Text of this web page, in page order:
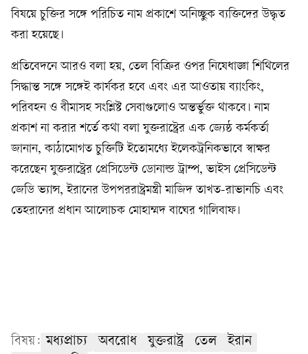
বিষয়ে চুক্তির সঙ্গে পরিচিত নাম প্রকাশে অনিচ্ছুক ব্যক্তিদের উদ্ধৃত
করা হয়েছে।
প্রতিবেদনে আরও বলা হয়, তেল বিক্রির ওপর নিষেধাজ্ঞা শিথিলের
সিদ্ধান্ত সঙ্গে সঙ্গেই কার্যকর হবে এবং এর আওতায় ব্যাংকিং,
পরিবহন ও বীমাসহ সংশ্লিষ্ট সেবাগুলোও অন্তর্ভুক্ত থাকবে। নাম
প্রকাশ না করার শর্তে কথা বলা যুক্তরাষ্ট্রের এক জ্যেষ্ঠ কর্মকর্তা
জানান, কাঠামোগত চুক্তিটি ইতোমধ্যে ইলেকট্রনিকভাবে স্বাক্ষর
করেছেন যুক্তরাষ্ট্রের প্রেসিডেন্ট ডোনাল্ড ট্রাম্প, ভাইস প্রেসিডেন্ট
জেডি ভ্যান্স, ইরানের উপপররাষ্ট্রমন্ত্রী মাজিদ তাখত-রাভানচি এবং
তেহরানের প্রধান আলোচক মোহাম্মদ বাঘের গালিবাফ।
বিষয়: মধ্যপ্রাচ্য অবরোধ যুক্তরাষ্ট্র তেল
ইরান